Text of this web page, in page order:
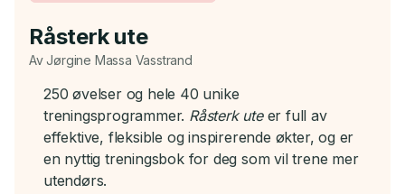
Råsterk ute
Av Jørgine Massa Vasstrand
250 øvelser og hele 40 unike
treningsprogrammer. Råsterk uteer full av
effektive, fleksible og inspirerende økter, og er
en nyttig treningsbok for deg som vil trene mer
utendørs.